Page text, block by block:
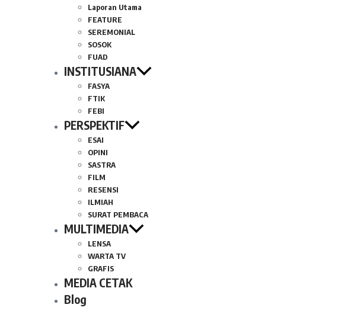
Laporan Utama
FEATURE
SEREMONIAL
SOSOK
FUAD
INSTITUSIANA
FASYA
FTIK
FEBI
PERSPEKTIF
ESAI
OPINI
SASTRA
FILM
RESENSI
ILMIAH
SURAT PEMBACA
MULTIMEDIA
LENSA
WARTA TV
GRAFIS
MEDIA CETAK
Blog